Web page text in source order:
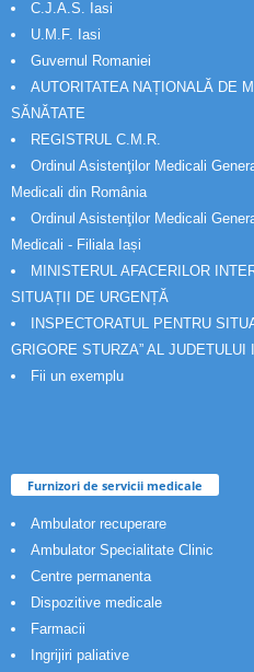
C.J.A.S. Iasi
U.M.F. Iasi
Guvernul Romaniei
AUTORITATEA NAȚIONALĂ DE
SĂNĂTATE
REGISTRUL C.M.R.
Ordinul Asistenţilor Medicali
Medicali din România
Ordinul Asistenţilor Medicali
Medicali - Filiala Iași
MINISTERUL AFACERILOR
SITUAȚII DE URGENȚĂ
INSPECTORATUL PENTRU
GRIGORE STURZA” AL JUDETULUI
Fii un exemplu
Furnizori de servicii medicale
Ambulator recuperare
Ambulator Specialitate Clinic
Centre permanenta
Dispozitive medicale
Farmacii
Ingrijiri paliative